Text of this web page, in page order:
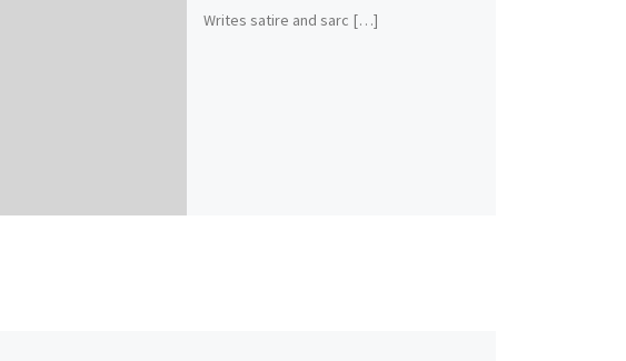
Writes satire and sarc […]